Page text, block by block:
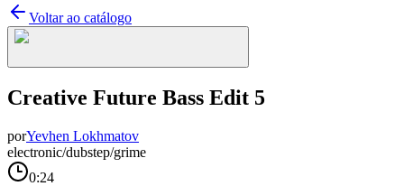
Voltar ao catálogo
Creative Future Bass Edit 5
porYevhen Lokhmatov
electronic/dubstep/grime
0:24